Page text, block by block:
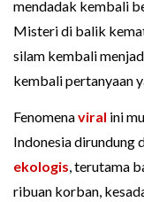
mendadak kembali
Misteri di balik
silam kembali
kembali pertanyaan
Fenomenaviral ini
Indonesia dirundung
ekologis, terutama
ribuan korban,